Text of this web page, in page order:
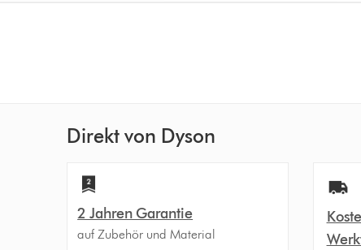
Direkt von Dyson
2 Jahren Garantie
auf Zubehör und Material